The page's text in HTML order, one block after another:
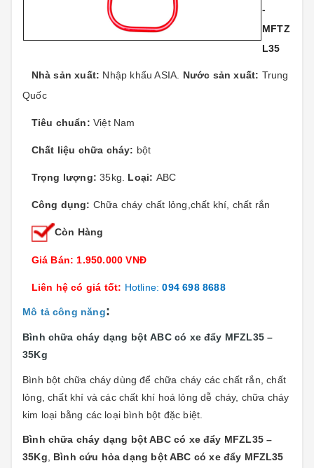
-
MFTZ
L35
Nhà sản xuất: Nhập khẩu ASIA. Nước sản xuất: Trung
Quốc
Tiêu chuẩn: Việt Nam
Chất liệu chữa cháy: bột
Trọng lượng: 35kg. Loại: ABC
Công dụng: Chữa cháy chất lỏng,chất khí, chất rắn
Còn Hàng
Giá Bán: 1.950.000 VNĐ
Liên hệ có giá tốt: Hotline:094 698 8688
Mô tả công năng:
Bình chữa cháy dạng bột ABC có xe đẩy MFZL35 –
35Kg
Bình bột chữa cháy dùng để chữa cháy các chất rắn, chất
lỏng, chất khí và các chất khí hoá lỏng dễ cháy, chữa cháy
kim loại bằng các loại bình bột đặc biệt.
Bình chữa cháy dạng bột ABC có xe đẩy MFZL35 –
35Kg, Bình cứu hỏa dạng bột ABC có xe đẩy MFZL35